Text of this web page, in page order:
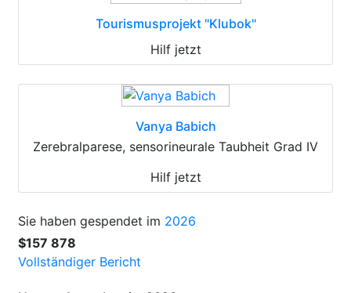
Tourismusprojekt "Klubok"
Hilf jetzt
Vanya Babich
Zerebralparese, sensorineurale Taubheit Grad IV
Hilf jetzt
Sie haben gespendet im 2026
$157 878
Vollständiger Bericht